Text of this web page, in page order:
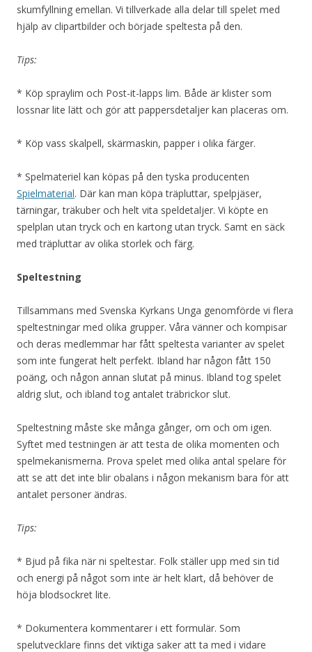
skumfyllning emellan. Vi tillverkade alla delar till spelet med
hjälp av clipartbilder och började speltesta på den.
Tips:
* Köp spraylim och Post-it-lapps lim. Både är klister som
lossnar lite lätt och gör att pappersdetaljer kan placeras om.
* Köp vass skalpell, skärmaskin, papper i olika färger.
* Spelmateriel kan köpas på den tyska producenten
Spielmaterial. Där kan man köpa träpluttar, spelpjäser,
tärningar, träkuber och helt vita speldetaljer. Vi köpte en
spelplan utan tryck och en kartong utan tryck. Samt en säck
med träpluttar av olika storlek och färg.
Speltestning
Tillsammans med Svenska Kyrkans Unga genomförde vi flera
speltestningar med olika grupper. Våra vänner och kompisar
och deras medlemmar har fått speltesta varianter av spelet
som inte fungerat helt perfekt. Ibland har någon fått 150
poäng, och någon annan slutat på minus. Ibland tog spelet
aldrig slut, och ibland tog antalet träbrickor slut.
Speltestning måste ske många gånger, om och om igen.
Syftet med testningen är att testa de olika momenten och
spelmekanismerna. Prova spelet med olika antal spelare för
att se att det inte blir obalans i någon mekanism bara för att
antalet personer ändras.
Tips:
* Bjud på fika när ni speltestar. Folk ställer upp med sin tid
och energi på något som inte är helt klart, då behöver de
höja blodsockret lite.
* Dokumentera kommentarer i ett formulär. Som
spelutvecklare finns det viktiga saker att ta med i vidare